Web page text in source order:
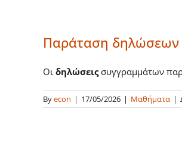
Παράταση δηλώσεων
Οι δηλώσειςσυγγραμμάτων
Byecon | 17/05/2026 | Μαθήματα |